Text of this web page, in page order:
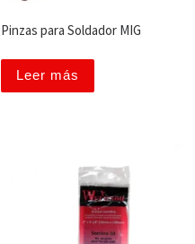
Pinzas para Soldador MIG
Leer más